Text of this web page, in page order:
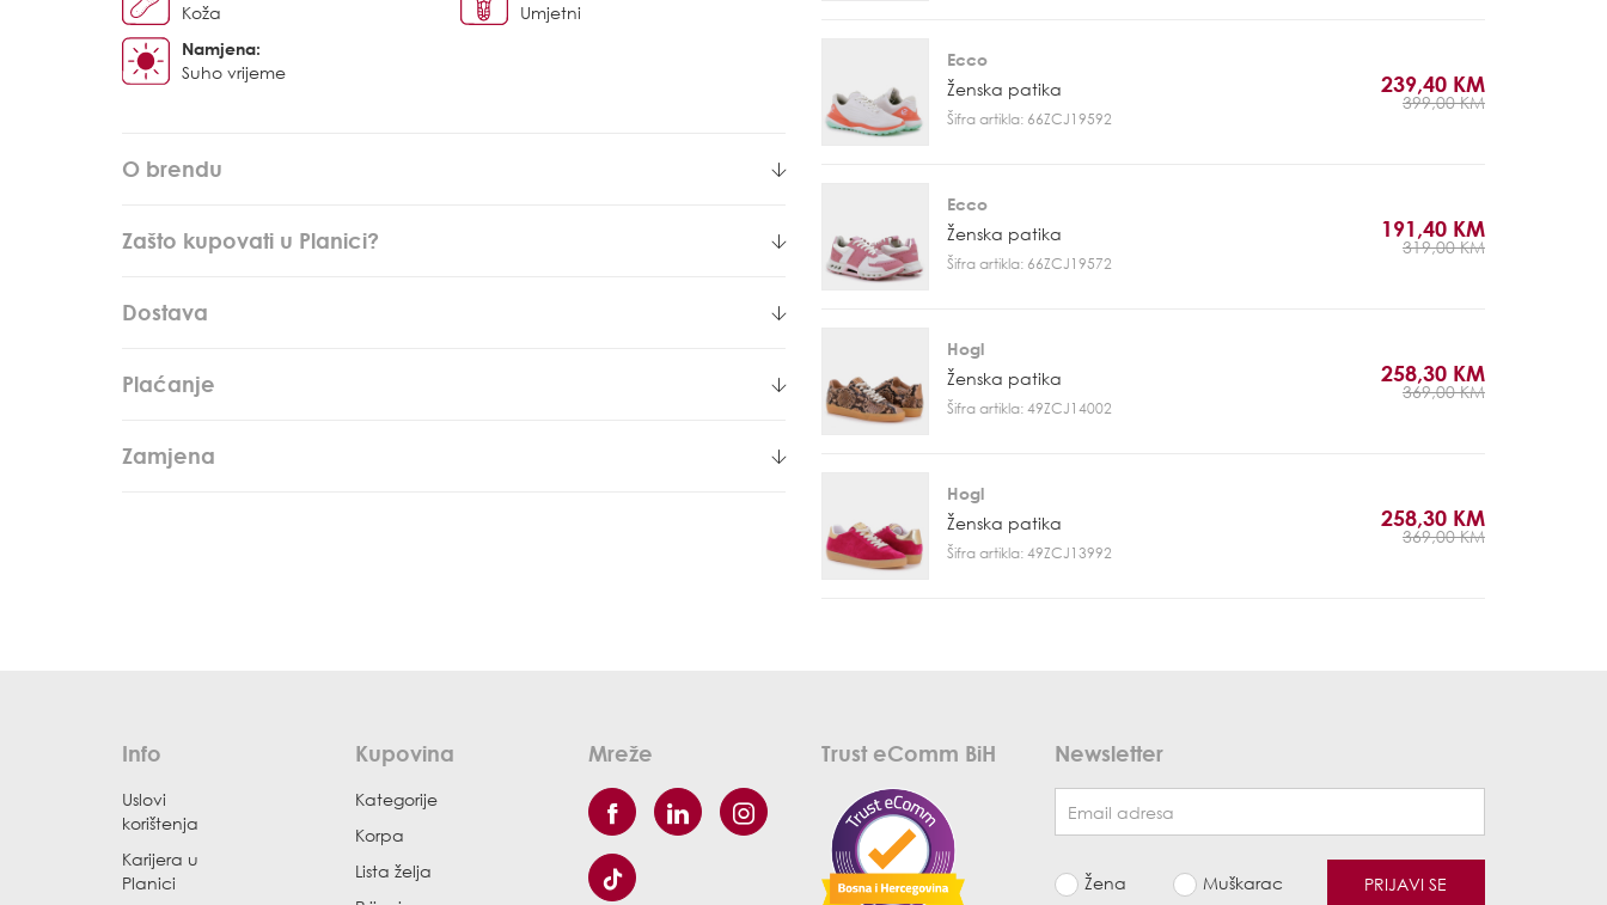
Koža
Umjetni
Namjena:
Suho vrijeme
O brendu
Zašto kupovati u Planici?
Dostava
Plaćanje
Zamjena
Ecco
Ženska patika
Šifra artikla: 66ZCJ19592
239,40 KM
399,00 KM
Ecco
Ženska patika
Šifra artikla: 66ZCJ19572
191,40 KM
319,00 KM
Hogl
Ženska patika
Šifra artikla: 49ZCJ14002
258,30 KM
369,00 KM
Hogl
Ženska patika
Šifra artikla: 49ZCJ13992
258,30 KM
369,00 KM
Info
Uslovi
korištenja
Karijera u
Planici
Kupovina
Kategorije
Korpa
Lista želja
Mreže Trust eComm BiH Newsletter
Žena Muškarac PRIJAVI SE